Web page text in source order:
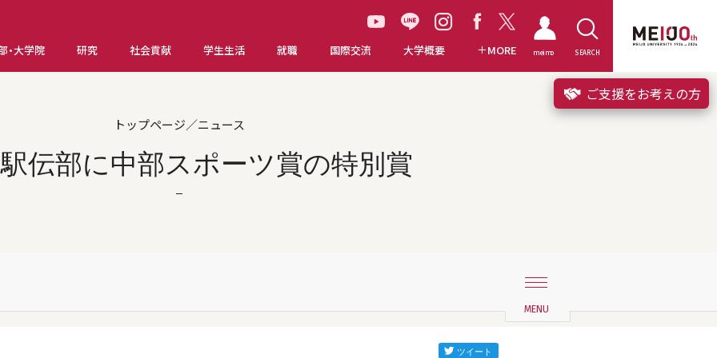
・大学院 研究 社会貢献 学生生活 就職 国際交流 大学概要 MORE meimo SEARCH
ご支援をお考えの方
トップページ／ニュース
伝部に中部スポーツ賞の特別賞